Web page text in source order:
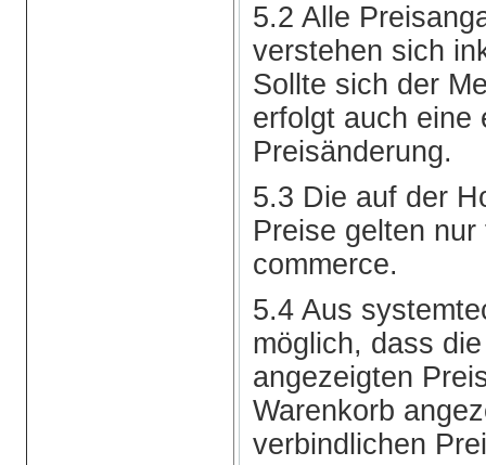
5.2 Alle
verstehen sich
Sollte sich der
erfolgt auch eine
Preisänderung.
5.3 Die auf der
Preise gelten
commerce.
5.4 Aus
möglich, dass
angezeigten
Warenkorb
verbindlichen